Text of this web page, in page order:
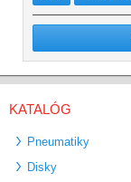
KATALÓG
Pneumatiky
Disky